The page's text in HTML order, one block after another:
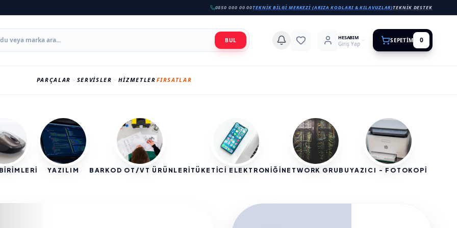
0850 000 00 00TEKNIK BILGI MERKEZI (ARIZA KODLARI & KILAVUZLAR)TEKNIK DESTEK
BUL HESABIM
Giriş Yap SEPETIM 0
PARÇALAR SERVISLER HIZMETLER FIRSATLAR
YAZILIM BARKOD OT/VT ÜRÜNLERİ TÜKETİCİ ELEKTRONİĞİ NETWORK GRUBUYAZICI - FOTOKOPİ